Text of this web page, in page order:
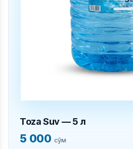
Toza Suv — 5 л
5 000 сўм